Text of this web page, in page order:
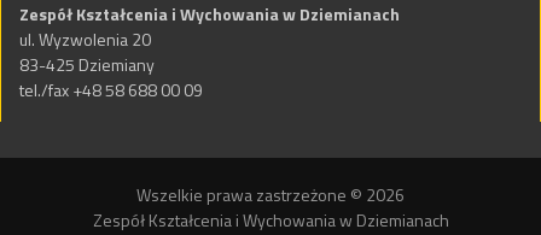
Zespół Kształcenia i Wychowania w Dziemianach
ul. Wyzwolenia 20
83-425 Dziemiany
tel./fax +48 58 688 00 09
Wszelkie prawa zastrzeżone © 2026
Zespół Kształcenia i Wychowania w Dziemianach